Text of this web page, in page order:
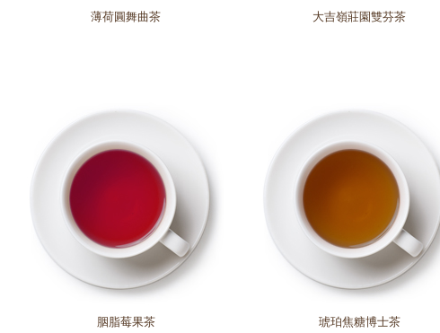
薄荷圓舞曲茶 大吉嶺莊園雙芬茶
胭脂莓果茶 琥珀焦糖博士茶